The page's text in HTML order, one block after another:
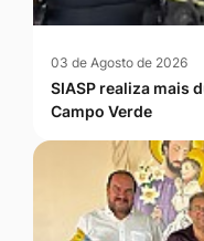
03 de Agosto de 2026
SIASP realiza mais
Campo Verde